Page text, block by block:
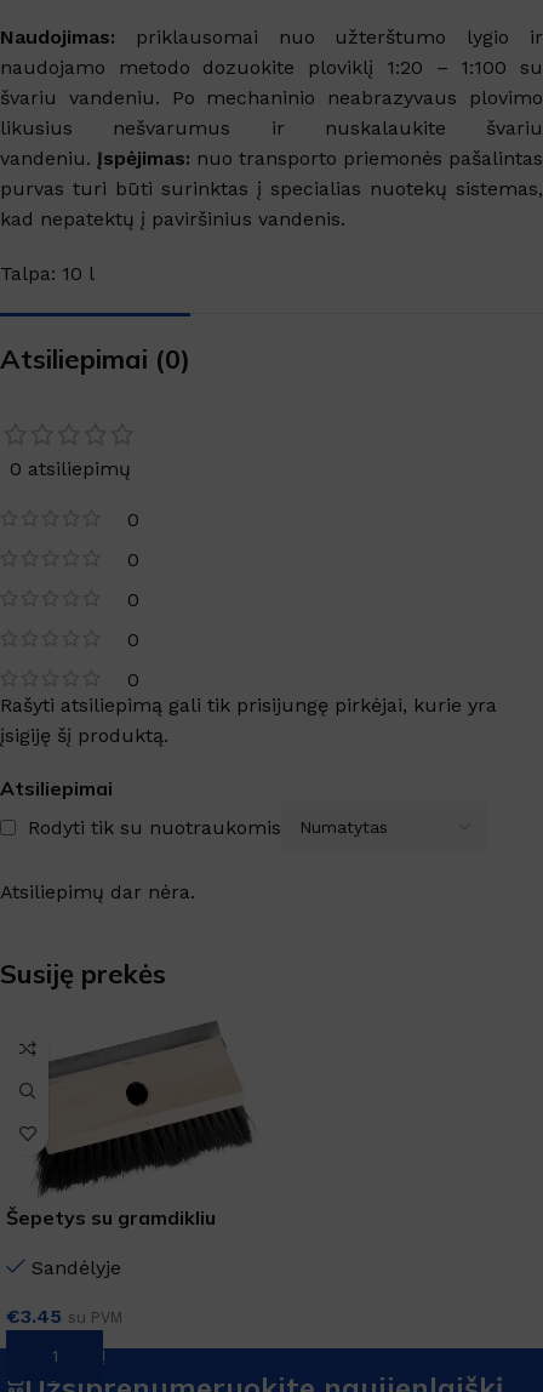
Naudojimas: priklausomai nuo užterštumo lygio ir
naudojamo metodo dozuokite ploviklį 1:20 – 1:100 su
švariu vandeniu. Po mechaninio neabrazyvaus plovimo
likusius nešvarumus ir nuskalaukite švariu
vandeniu. Įspėjimas: nuo transporto priemonės pašalintas
purvas turi būti surinktas į specialias nuotekų sistemas,
kad nepatektų į paviršinius vandenis.
Talpa: 10 l
Atsiliepimai (0)
0 atsiliepimų
0
0
0
0
0
Atsiliepimai
Rodyti tik su nuotraukomis
Atsiliepimų dar nėra.
Rašyti atsiliepimą gali tik prisijungę pirkėjai, kurie yra
įsigiję šį produktą.
Susiję prekės
Šepetys su gramdikliu
Sandėlyje
€3.45 su PVM
Į KREPŠELĮ